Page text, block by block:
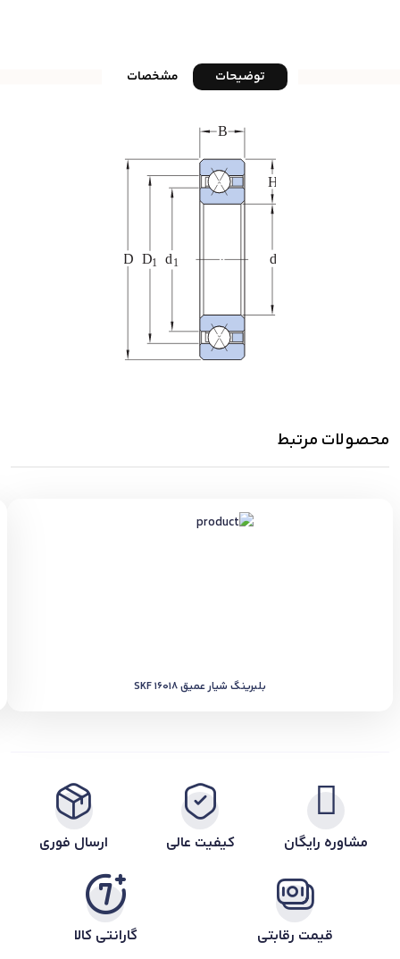
توضیحات مشخصات
محصولات مرتبط
بلبرینگ شیار عمیق SKF 16018
مشاوره رایگان کیفیت عالی ارسال فوری
قیمت رقابتی گارانتی کالا